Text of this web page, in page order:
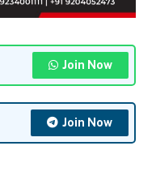
Join Now
Join Now